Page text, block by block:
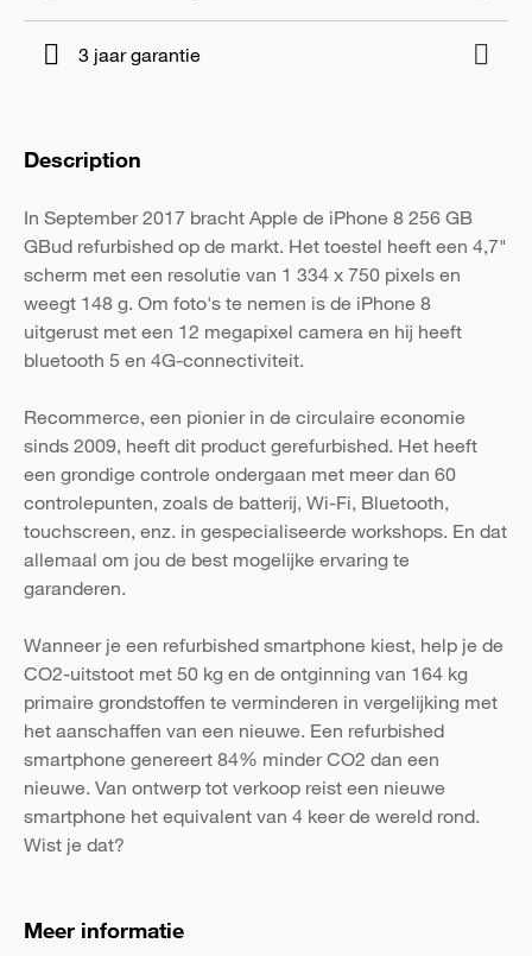
3 jaar garantie
Description
In September 2017 bracht Apple de iPhone 8 256 GB
GBud refurbished op de markt. Het toestel heeft een 4,7"
scherm met een resolutie van 1 334 x 750 pixels en
weegt 148 g. Om foto's te nemen is de iPhone 8
uitgerust met een 12 megapixel camera en hij heeft
bluetooth 5 en 4G-connectiviteit.
Recommerce, een pionier in de circulaire economie
sinds 2009, heeft dit product gerefurbished. Het heeft
een grondige controle ondergaan met meer dan 60
controlepunten, zoals de batterij, Wi-Fi, Bluetooth,
touchscreen, enz. in gespecialiseerde workshops. En dat
allemaal om jou de best mogelijke ervaring te
garanderen.
Wanneer je een refurbished smartphone kiest, help je de
CO2-uitstoot met 50 kg en de ontginning van 164 kg
primaire grondstoffen te verminderen in vergelijking met
het aanschaffen van een nieuwe. Een refurbished
smartphone genereert 84% minder CO2 dan een
nieuwe. Van ontwerp tot verkoop reist een nieuwe
smartphone het equivalent van 4 keer de wereld rond.
Wist je dat?
Meer informatie